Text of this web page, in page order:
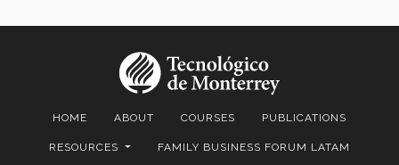
HOME ABOUT COURSES PUBLICATIONS
RESOURCES FAMILY BUSINESS FORUM LATAM